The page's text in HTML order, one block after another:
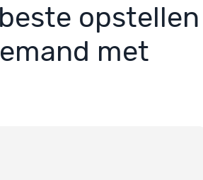
opstellen
met